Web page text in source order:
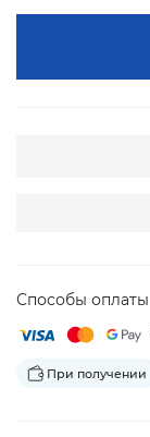
Способы оплаты
При получении